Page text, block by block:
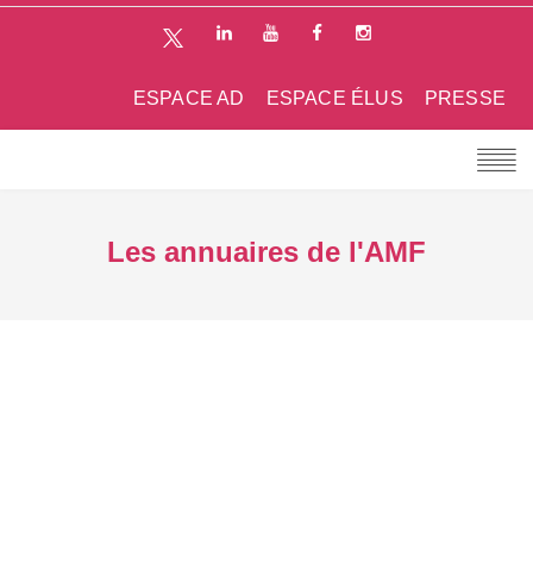
PRESSE
ESPACE ÉLUS
ESPACE AD
Les annuaires de l'AMF